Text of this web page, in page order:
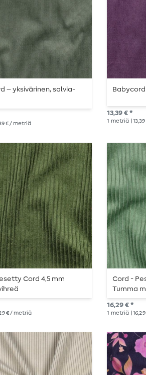
– yksivärinen, salvia-
€ / metriä
13,39 € *
1 metriä |
Cord 4,5 mm
€ / metriä
Cord -
Tumma
16,29 € *
1 metriä |